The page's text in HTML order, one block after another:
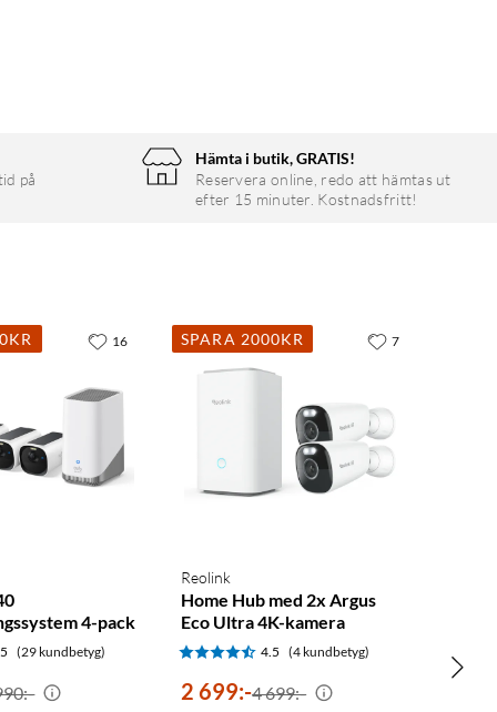
på
Hämta i butik, GRATIS!
Reservera online, redo att hämtas ut
efter 15 minuter. Kostnadsfritt!
4-pack
(29 kundbetyg)
16 SPARA 2000KR
Reolink
Home Hub med 2x Argus
Eco Ultra 4K-kamera
4.5 (4 kundbetyg)
2 699:-4 699:-
7